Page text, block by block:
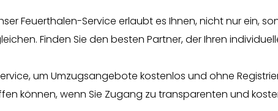
Feuerthalen-Service erlaubt es Ihnen, nicht nur ein,
Finden Sie den besten Partner, der Ihren
um Umzugsangebote kostenlos und ohne
können, wenn Sie Zugang zu transparenten und